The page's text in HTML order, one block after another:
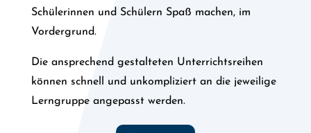
Schülerinnen und Schülern Spaß machen, im
Vordergrund.
Die ansprechend gestalteten Unterrichtsreihen
können schnell und unkompliziert an die jeweilige
Lerngruppe angepasst werden.